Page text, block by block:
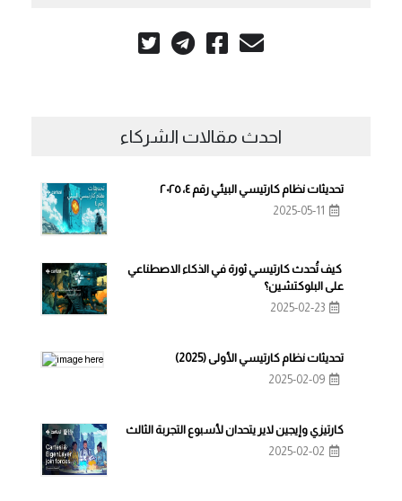
احدث مقالات الشركاء
تحديثات نظام كارتيسي البيئي رقم ٤، ٢٠٢٥
2025-05-11
كيف تُحدث كارتيسي ثورة في الذكاء الاصطناعي
على البلوكتشين؟
2025-02-23
تحديثات نظام كارتيسي الأولى (2025)
2025-02-09
كارتيزي وإيجين لاير يتحدان لأسبوع التجربة الثالث
2025-02-02